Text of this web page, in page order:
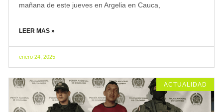
mañana de este jueves en Argelia en Cauca,
LEER MAS »
enero 24, 2025
ACTUALIDAD